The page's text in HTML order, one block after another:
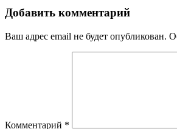
Добавить комментарий
Ваш адрес email не будет опубликован.
Комментарий *